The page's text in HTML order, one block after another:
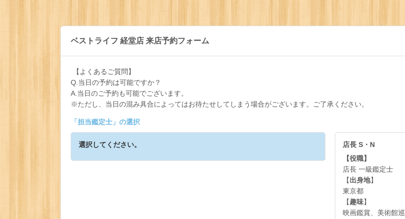
ベストライフ 経堂店 来店予約フォーム
【よくあるご質問】
Q.当日の予約は可能ですか？
A.当日のご予約も可能でございます。
※ただし、当日の混み具合によってはお待たせしてしまう場合がございます。ご了承ください。
「 担当鑑定士 」の選択
選択してください。
店長 S・N
【役職】
店長 一級鑑定士
【出身地】
東京都
【趣味】
映画鑑賞、美術館巡